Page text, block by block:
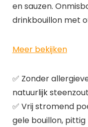
en sauzen.
drinkbouillon met
Meer bekijken
✅ Zonder
natuurlijk
✅ Vrij stromend
gele bouillon, pittig